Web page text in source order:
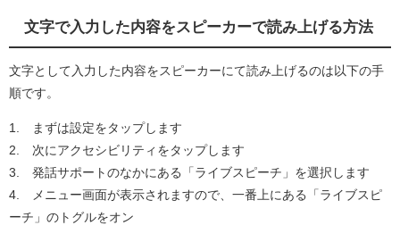
文字で入力した内容をスピーカーで読み上げる方法
文字として入力した内容をスピーカーにて読み上げるのは以下の手
順です。
1. まずは設定をタップします
2. 次にアクセシビリティをタップします
3. 発話サポートのなかにある「ライブスピーチ」を選択します
4. メニュー画面が表示されますので、一番上にある「ライブスピ
ーチ」のトグルをオン